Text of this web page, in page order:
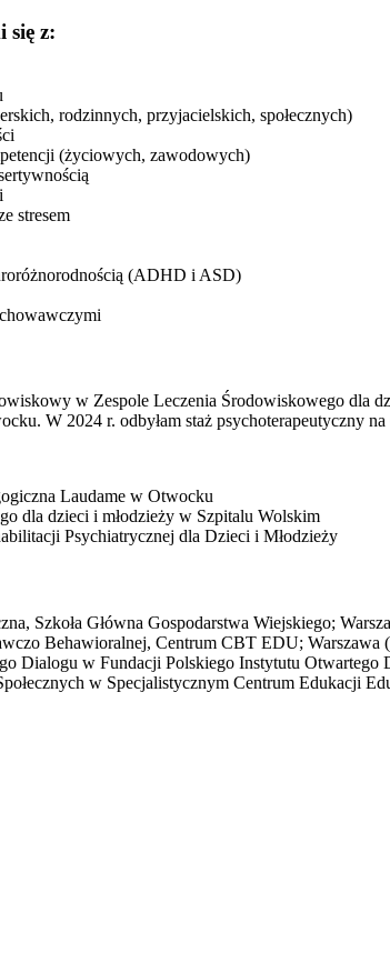
się z:
rodzinnych, przyjacielskich, społecznych)
(życiowych, zawodowych)
stresem
(ADHD i ASD)
w Zespole Leczenia Środowiskowego dla
W 2024 r. odbyłam staż psychoterapeutyczny
Laudame w Otwocku
dla dzieci i młodzieży w Szpitalu Wolskim
Psychiatrycznej dla Dzieci i Młodzieży
Szkoła Główna Gospodarstwa Wiejskiego;
Behawioralnej, Centrum CBT EDU; Warszawa
Dialogu w Fundacji Polskiego Instytutu Otwartego
w Specjalistycznym Centrum Edukacji